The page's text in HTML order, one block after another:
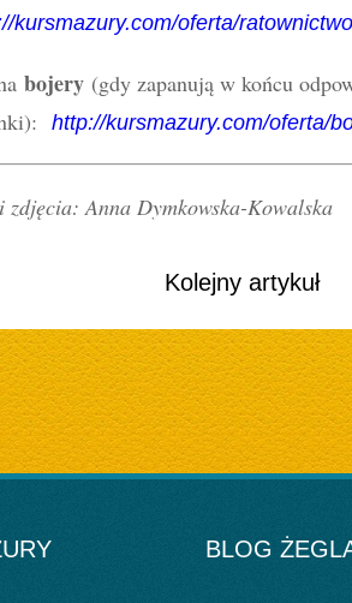
kursmazury.com/oferta/
bojery (gdy zapanują w końcu
http://kursmazury.com/oferta/
zdjęcia: Anna Dymkowska-Kowalska
Kolejny artykuł
BLOG